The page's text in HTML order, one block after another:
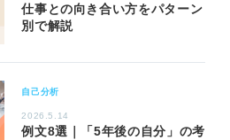
仕事との向き合い方をパターン
別で解説
自己分析
2026.5.14
例文8選｜「5年後の自分」の考